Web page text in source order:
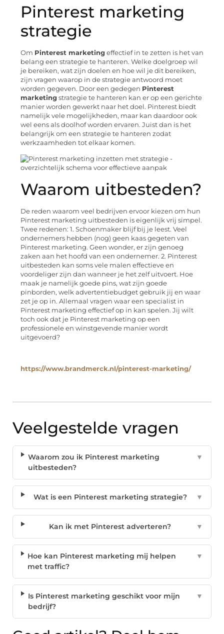
Pinterest marketing
strategie
Om Pinterest marketing effectief in te zetten is het van
belang een strategie te hanteren. Welke doelgroep wil
je bereiken, wat zijn doelen en hoe wil je dit bereiken,
zijn vragen waarop in de strategie antwoord moet
worden gegeven. Door een gedegen Pinterest
marketing strategie te hanteren kan er op een gerichte
manier worden gewerkt naar het doel. Pinterest biedt
namelijk vele mogelijkheden, maar kan daardoor ook
wel eens als doolhof worden ervaren. Juist dan is het
belangrijk om een strategie te hanteren zodat
werkzaamheden tot elkaar komen.
Waarom uitbesteden?
De reden waarom veel bedrijven ervoor kiezen om hun
Pinterest marketing uitbesteden is eigenlijk vrij simpel.
Twee redenen: 1. Schoenmaker blijf bij je leest. Veel
ondernemers hebben (nog) geen kaas gegeten van
Pinterest marketing. Geen wonder, er zijn genoeg
zaken aan het hoofd van een ondernemer. 2. Pinterest
uitbesteden kan soms vele malen effectieve en
voordeliger zijn dan wanneer je het zelf uitvoert. Hoe
maak je namelijk goede pins, wat zijn goede
pinborden, welk advertentiebudget gebruik jij en waar
zet je op in. Allemaal vragen waar een specialist in
Pinterest marketing effectief op in kan spelen. Jij wilt
toch ook dat je Pinterest marketing op een
professionele en winstgevende manier wordt
uitgevoerd?
https://www.brandmerck.nl/pinterest-marketing/
Veelgestelde vragen
Waarom zou ik Pinterest marketing
uitbesteden?
▼
Wat is een Pinterest marketing strategie? ▼
Kan ik met Pinterest adverteren? ▼
Hoe kan Pinterest marketing mij helpen
met traffic?
▼
Is Pinterest marketing geschikt voor mijn
bedrijf?
▼